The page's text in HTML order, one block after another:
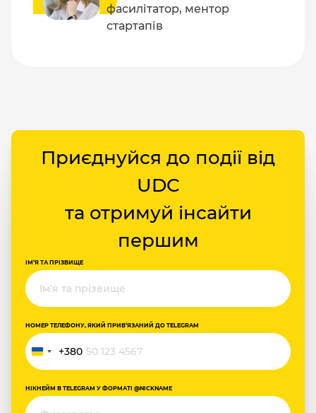
фасилітатор, ментор
стартапів
Приєднуйся до події від
UDC
та отримуй інсайти
першим
ІМ‘Я ТА ПРІЗВИЩЕ
НОМЕР ТЕЛЕФОНУ, ЯКИЙ ПРИВ‘ЯЗАНИЙ ДО TELEGRAM
Україна
+380
+380
НІКНЕЙМ В TELEGRAM У ФОРМАТІ @NICKNAME